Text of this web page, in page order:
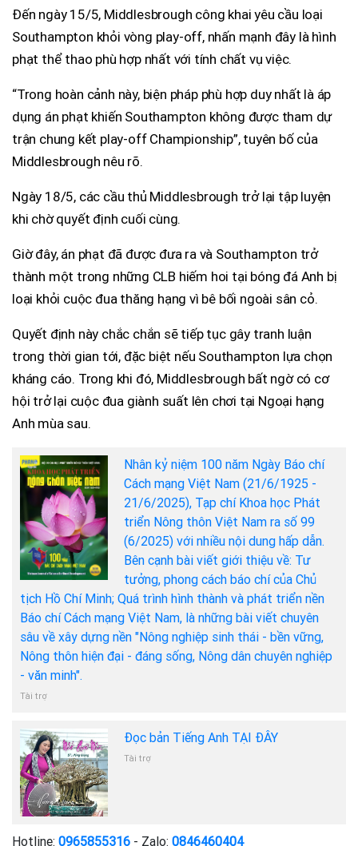
Đến ngày 15/5, Middlesbrough công khai yêu cầu loại
Southampton khỏi vòng play-off, nhấn mạnh đây là hình
phạt thể thao phù hợp nhất với tính chất vụ việc.
“Trong hoàn cảnh này, biện pháp phù hợp duy nhất là áp
dụng án phạt khiến Southampton không được tham dự
trận chung kết play-off Championship”, tuyên bố của
Middlesbrough nêu rõ.
Ngày 18/5, các cầu thủ Middlesbrough trở lại tập luyện
khi chờ quyết định cuối cùng.
Giờ đây, án phạt đã được đưa ra và Southampton trở
thành một trong những CLB hiếm hoi tại bóng đá Anh bị
loại khỏi cuộc đua thăng hạng vì bê bối ngoài sân cỏ.
Quyết định này chắc chắn sẽ tiếp tục gây tranh luận
trong thời gian tới, đặc biệt nếu Southampton lựa chọn
kháng cáo. Trong khi đó, Middlesbrough bất ngờ có cơ
hội trở lại cuộc đua giành suất lên chơi tại Ngoại hạng
Anh mùa sau.
Nhân kỷ niệm 100 năm Ngày Báo chí
Cách mạng Việt Nam (21/6/1925 -
21/6/2025), Tạp chí Khoa học Phát
triển Nông thôn Việt Nam ra số 99
(6/2025) với nhiều nội dung hấp dẫn.
Bên cạnh bài viết giới thiệu về: Tư
tưởng, phong cách báo chí của Chủ
tịch Hồ Chí Minh; Quá trình hình thành và phát triển nền
Báo chí Cách mạng Việt Nam, là những bài viết chuyên
sâu về xây dựng nền "Nông nghiệp sinh thái - bền vững,
Nông thôn hiện đại - đáng sống, Nông dân chuyên nghiệp
- văn minh".
Tài trợ
Đọc bản Tiếng Anh TẠI ĐÂY
Tài trợ
Hotline: 0965855316 - Zalo: 0846460404